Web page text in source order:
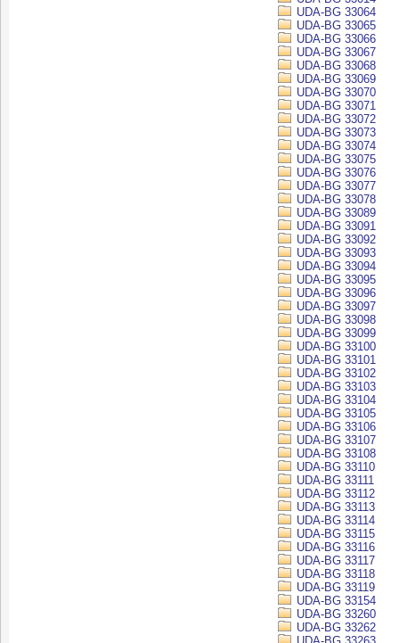
UDA-BG 33064
UDA-BG 33065
UDA-BG 33066
UDA-BG 33067
UDA-BG 33068
UDA-BG 33069
UDA-BG 33070
UDA-BG 33071
UDA-BG 33072
UDA-BG 33073
UDA-BG 33074
UDA-BG 33075
UDA-BG 33076
UDA-BG 33077
UDA-BG 33078
UDA-BG 33089
UDA-BG 33091
UDA-BG 33092
UDA-BG 33093
UDA-BG 33094
UDA-BG 33095
UDA-BG 33096
UDA-BG 33097
UDA-BG 33098
UDA-BG 33099
UDA-BG 33100
UDA-BG 33101
UDA-BG 33102
UDA-BG 33103
UDA-BG 33104
UDA-BG 33105
UDA-BG 33106
UDA-BG 33107
UDA-BG 33108
UDA-BG 33110
UDA-BG 33111
UDA-BG 33112
UDA-BG 33113
UDA-BG 33114
UDA-BG 33115
UDA-BG 33116
UDA-BG 33117
UDA-BG 33118
UDA-BG 33119
UDA-BG 33154
UDA-BG 33260
UDA-BG 33262